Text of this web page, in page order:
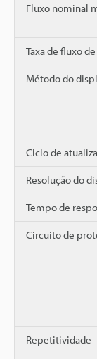
Fluxo nominal
Taxa de fluxo
Método do
Ciclo de
Resolução do
Tempo de
Circuito de
Repetitividade